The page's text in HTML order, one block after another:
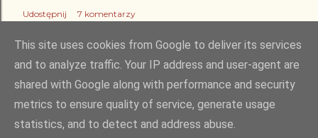
Udostępnij 7 komentarzy
Obsługiwane przez usługę Blogger
Kopiowanie i rozpowszechnianie bez mojej zgody jest zabronione
This site uses cookies from Google to deliver its services
and to analyze traffic. Your IP address and user-agent are
shared with Google along with performance and security
metrics to ensure quality of service, generate usage
statistics, and to detect and address abuse.